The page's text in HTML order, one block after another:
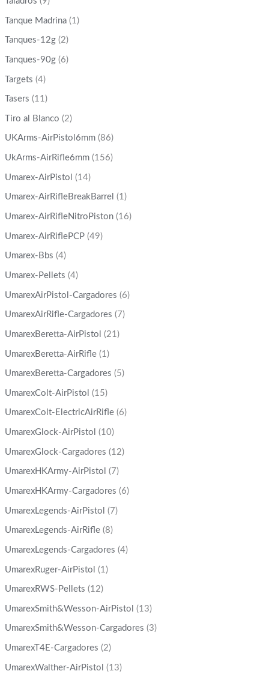
Tanque Madrina (1)
Tanques-12g (2)
Tanques-90g (6)
Targets (4)
Tasers (11)
Tiro al Blanco (2)
UKArms-AirPistol6mm (86)
UkArms-AirRifle6mm (156)
Umarex-AirPistol (14)
Umarex-AirRifleBreakBarrel (1)
Umarex-AirRifleNitroPiston (16)
Umarex-AirRiflePCP (49)
Umarex-Bbs (4)
Umarex-Pellets (4)
UmarexAirPistol-Cargadores (6)
UmarexAirRifle-Cargadores (7)
UmarexBeretta-AirPistol (21)
UmarexBeretta-AirRifle (1)
UmarexBeretta-Cargadores (5)
UmarexColt-AirPistol (15)
UmarexColt-ElectricAirRifle (6)
UmarexGlock-AirPistol (10)
UmarexGlock-Cargadores (12)
UmarexHKArmy-AirPistol (7)
UmarexHKArmy-Cargadores (6)
UmarexLegends-AirPistol (7)
UmarexLegends-AirRifle (8)
UmarexLegends-Cargadores (4)
UmarexRuger-AirPistol (1)
UmarexRWS-Pellets (12)
UmarexSmith&Wesson-AirPistol (13)
UmarexSmith&Wesson-Cargadores (3)
UmarexT4E-Cargadores (2)
UmarexWalther-AirPistol (13)